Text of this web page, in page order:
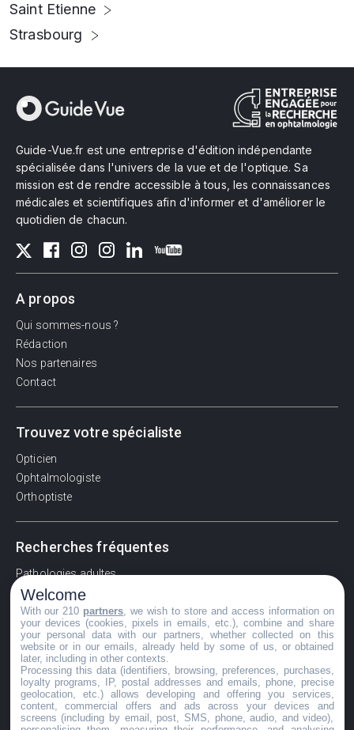
Saint Etienne
Strasbourg
Guide-Vue.fr est une entreprise d'édition indépendante
spécialisée dans l'univers de la vue et de l'optique. Sa
mission est de rendre accessible à tous, les connaissances
médicales et scientifiques afin d'informer et d'améliorer le
quotidien de chacun.
A propos
Qui sommes-nous ?
Rédaction
Nos partenaires
Contact
Trouvez votre spécialiste
Opticien
Ophtalmologiste
Orthoptiste
Recherches fréquentes
Pathologies adultes
Signes d'une urgence ophtalmologique
La vision
Acuité visuelle
Myosis / mydriase
Œdème oculaire
©GuideVue2024
Welcome
With our 210 partners , we wish to store and access information on
your devices (cookies, pixels in emails, etc.), combine and share
your personal data with our partners, whether collected on this
website or in our emails, already held by some of us, or obtained
later, including in other contexts.
Processing this data (identifiers, browsing, preferences, purchases,
loyalty programs, IP, postal addresses and emails, phone, precise
geolocation, etc.) allows developing and offering you services,
content, commercial offers and ads across your devices and
screens (including by email, post, SMS, phone, audio, and video),